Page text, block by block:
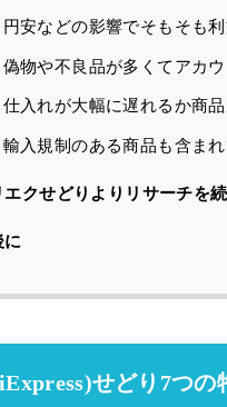
円安などの影響でそもそも
偽物や不良品が多くてアカ
仕入れが大幅に遅れるか商
輸入規制のある商品も含まれ
エクせどりよりリサーチを
に
せどり7つの